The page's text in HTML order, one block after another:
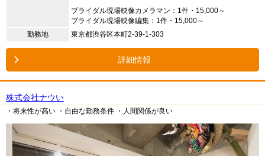
ブライダル現場映像カメラマン：1件・15,000～
ブライダル現場映像編集：1件・15,000～
勤務地
東京都渋谷区本町2-39-1-303
詳細情報
株式会社ナウい
・将来性が高い ・自由な勤務条件 ・人間関係が良い